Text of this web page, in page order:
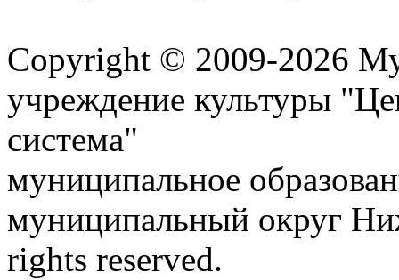
Copyright © 2009-2026
учреждение культуры
система"
муниципальное
муниципальный округ
rights reserved.